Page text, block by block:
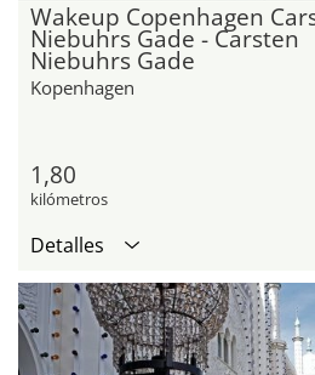
Wakeup Copenhagen
Niebuhrs Gade - Carsten
Niebuhrs Gade
Kopenhagen
1,80
kilómetros
Detalles